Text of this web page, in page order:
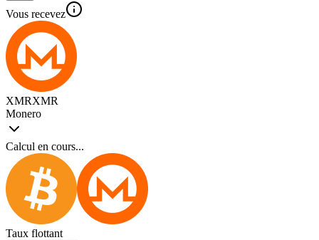
Vous recevez
XMRXMR
Monero
Calcul en cours...
Taux flottant